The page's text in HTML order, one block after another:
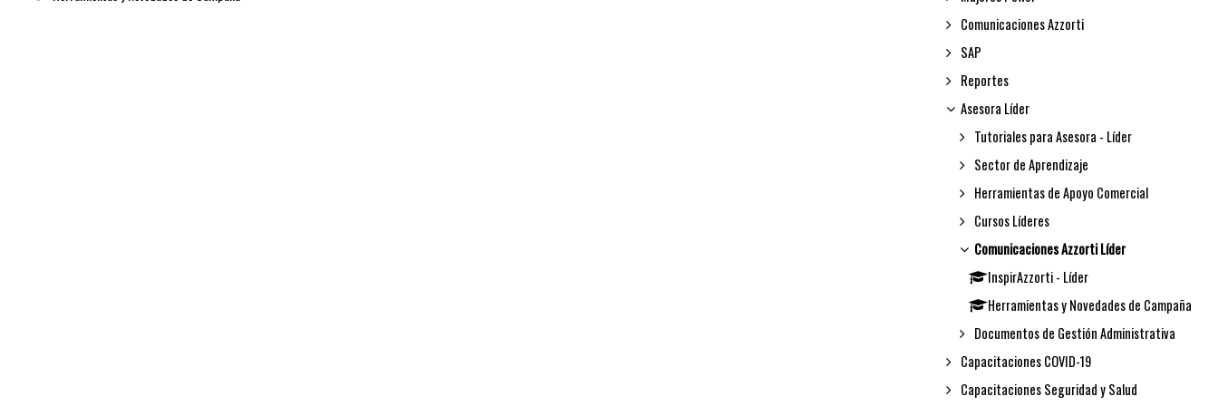
Comunicaciones Azzorti
SAP
Reportes
Asesora Líder
Tutoriales para Asesora - Líder
Sector de Aprendizaje
Herramientas de Apoyo Comercial
Cursos Líderes
Comunicaciones Azzorti Líder
InspirAzzorti - Líder
Herramientas y Novedades de Campaña
Documentos de Gestión Administrativa
Capacitaciones COVID-19
Capacitaciones Seguridad y Salud